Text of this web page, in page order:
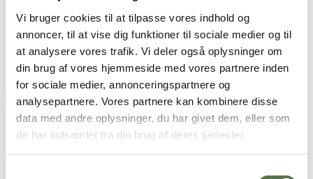
Vi bruger cookies til at tilpasse vores indhold og
annoncer, til at vise dig funktioner til sociale medier og til
at analysere vores trafik. Vi deler også oplysninger om
din brug af vores hjemmeside med vores partnere inden
for sociale medier, annonceringspartnere og
analysepartnere. Vores partnere kan kombinere disse
data med andre oplysninger, du har givet dem, eller som
de har indsamlet fra din brug af deres tjenester.
80 gValsemøllen Dansk Hvedemel
½ æg (til pensling)
Brugt i opskriften
Dansk Grahamsmel
Dansk Hvedemel